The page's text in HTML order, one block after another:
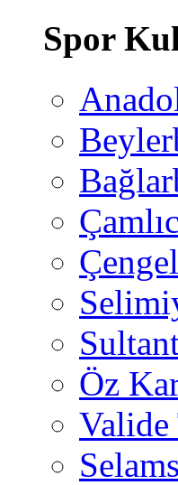
Spor
Öz
Valide